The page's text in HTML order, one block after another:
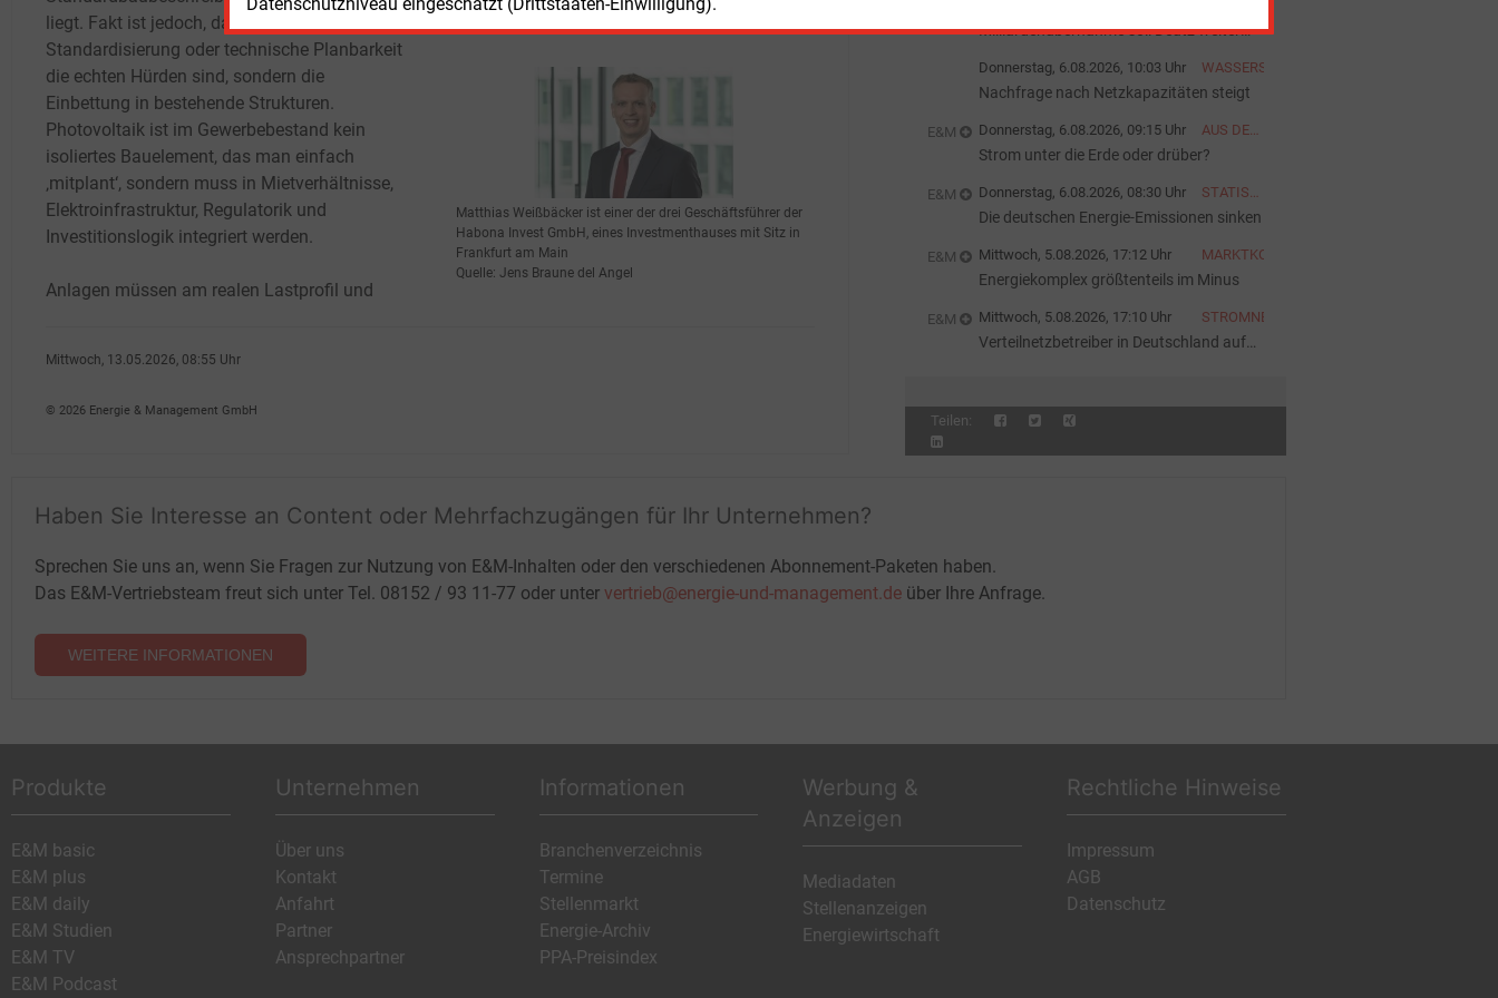
liegt. Fakt ist jedoch, dass nicht bauliche
Standardisierung oder technische Planbarkeit
die echten Hürden sind, sondern die
Einbettung in bestehende Strukturen.
Photovoltaik ist im Gewerbebestand kein
isoliertes Bauelement, das man einfach
‚mitplant‘, sondern muss in Mietverhältnisse,
Elektroinfrastruktur, Regulatorik und
Investitionslogik integriert werden.
Anlagen müssen am realen Lastprofil und
Matthias Weißbäcker ist einer der drei Geschäftsführer der
Habona Invest GmbH, eines Investmenthauses mit Sitz in
Frankfurt am Main
Quelle: Jens Braune del Angel
Mittwoch, 13.05.2026, 08:55 Uhr
© 2026 Energie & Management GmbH
Milliardenübernahme soll Deutz weiter
Donnerstag, 6.08.2026, 10:03 Uhr WASSERSTOFF
Nachfrage nach Netzkapazitäten steigt
E&M Donnerstag, 6.08.2026, 09:15 Uhr
AUS DER
AKTUELLEN
AUSGABE
Strom unter die Erde oder drüber?
E&M Donnerstag, 6.08.2026, 08:30 Uhr
STATISTIK
DES
TAGES
Die deutschen Energie-Emissionen sinken
E&M Mittwoch, 5.08.2026, 17:12 Uhr MARKTKOMMENTAR
Energiekomplex größtenteils im Minus
E&M Mittwoch, 5.08.2026, 17:10 Uhr STROMNETZ
Verteilnetzbetreiber in Deutschland auf
Teilen:
Haben Sie Interesse an Content oder Mehrfachzugängen für Ihr Unternehmen?
Sprechen Sie uns an, wenn Sie Fragen zur Nutzung von E&M-Inhalten oder den verschiedenen Abonnement-Paketen haben.
Das E&M-Vertriebsteam freut sich unter Tel. 08152 / 93 11-77 oder unter vertrieb@energie-und-management.de über Ihre Anfrage.
WEITERE INFORMATIONEN
Produkte
E&M basic
E&M plus
E&M daily
E&M Studien
E&M TV
E&M Podcast
Unternehmen
Über uns
Kontakt
Anfahrt
Partner
Ansprechpartner
Informationen
Branchenverzeichnis
Termine
Stellenmarkt
Energie-Archiv
PPA-Preisindex
Werbung &
Anzeigen
Mediadaten
Stellenanzeigen
Energiewirtschaft
Rechtliche Hinweise
Impressum
AGB
Datenschutz